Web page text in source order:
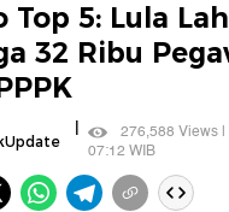
Top 5: Lula
32 Ribu
|
276,588 Views
07:12 WIB